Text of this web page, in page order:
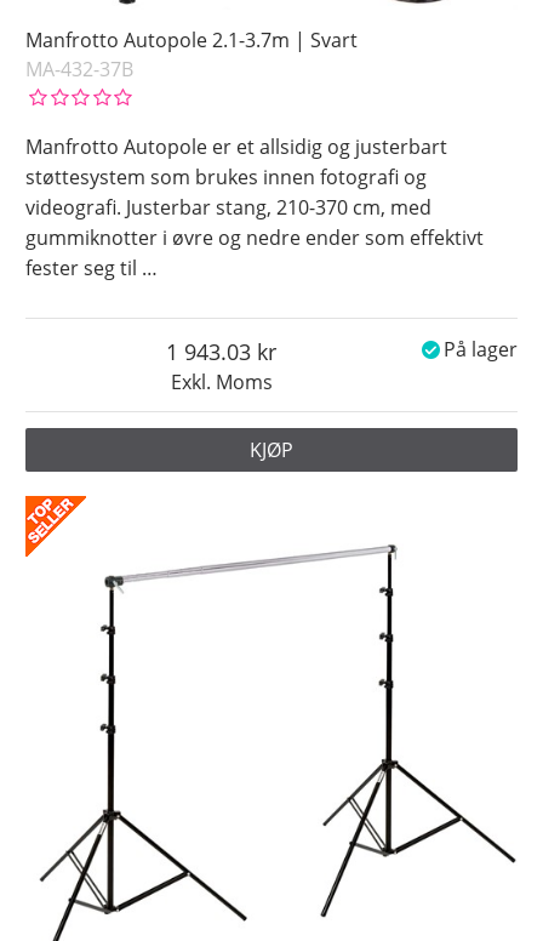
Manfrotto Autopole 2.1-3.7m | Svart
MA-432-37B
Manfrotto Autopole er et allsidig og justerbart
støttesystem som brukes innen fotografi og
videografi. Justerbar stang, 210-370 cm, med
gummiknotter i øvre og nedre ender som effektivt
fester seg til …
Exkl. Moms
1 943.03 På lager
KJØP